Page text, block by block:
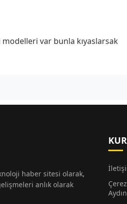
modelleri var bunla kıyaslarsak
haber sitesi olarak,
anlık olarak